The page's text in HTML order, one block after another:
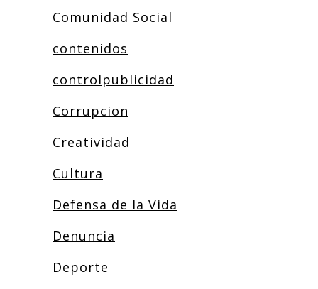
Comunidad Social
contenidos
controlpublicidad
Corrupcion
Creatividad
Cultura
Defensa de la Vida
Denuncia
Deporte